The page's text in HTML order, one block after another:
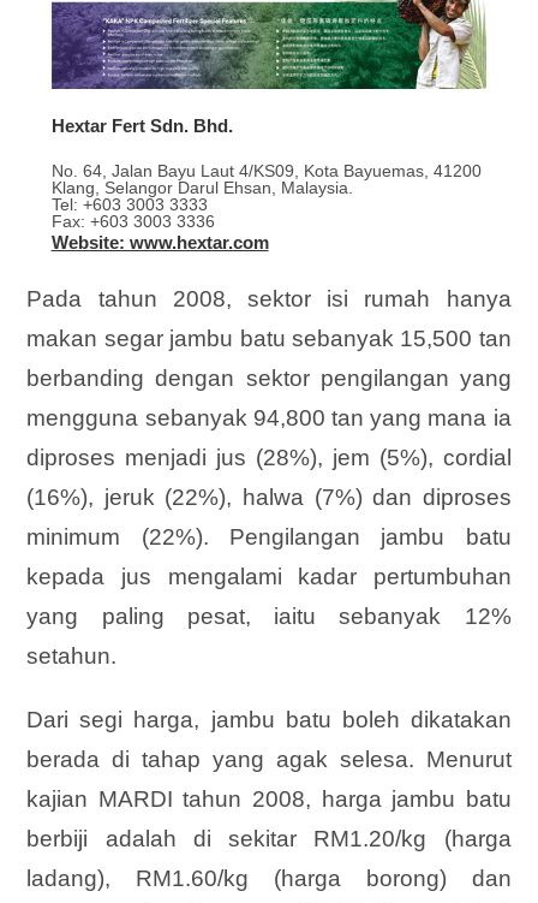
Hextar Fert Sdn. Bhd.
No. 64, Jalan Bayu Laut 4/KS09, Kota Bayuemas, 41200
Klang, Selangor Darul Ehsan, Malaysia.
Tel: +603 3003 3333
Fax: +603 3003 3336
Website: www.hextar.com
Pada tahun 2008, sektor isi rumah hanya
makan segar jambu batu sebanyak 15,500 tan
berbanding dengan sektor pengilangan yang
mengguna sebanyak 94,800 tan yang mana ia
diproses menjadi jus (28%), jem (5%), cordial
(16%), jeruk (22%), halwa (7%) dan diproses
minimum (22%). Pengilangan jambu batu
kepada jus mengalami kadar pertumbuhan
yang paling pesat, iaitu sebanyak 12%
setahun.
Dari segi harga, jambu batu boleh dikatakan
berada di tahap yang agak selesa. Menurut
kajian MARDI tahun 2008, harga jambu batu
berbiji adalah di sekitar RM1.20/kg (harga
ladang), RM1.60/kg (harga borong) dan